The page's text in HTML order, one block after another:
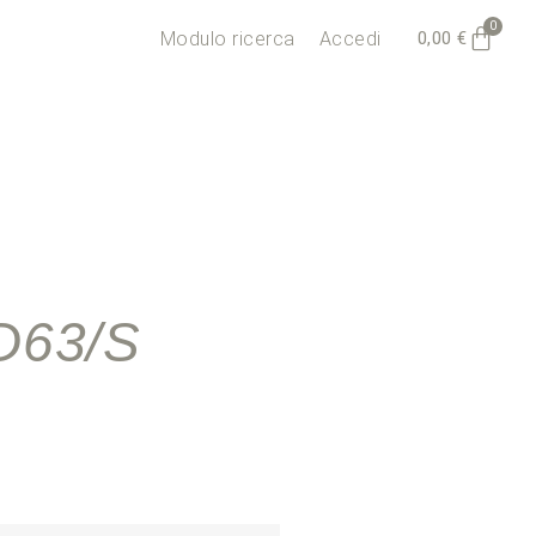
Modulo ricerca Accedi 0,00€
0
S